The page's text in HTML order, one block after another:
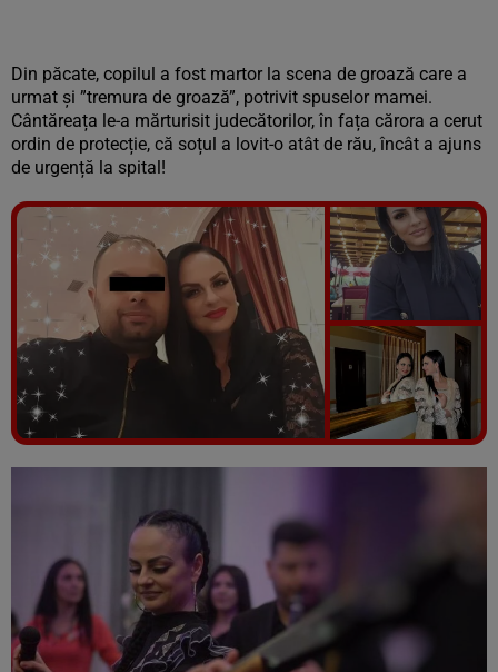
Din păcate, copilul a fost martor la scena de groază care a
urmat și ”tremura de groază”, potrivit spuselor mamei.
Cântăreața le-a mărturisit judecătorilor, în fața cărora a cerut
ordin de protecție, că soțul a lovit-o atât de rău, încât a ajuns
de urgență la spital!
Vezi galeria foto
5 poze